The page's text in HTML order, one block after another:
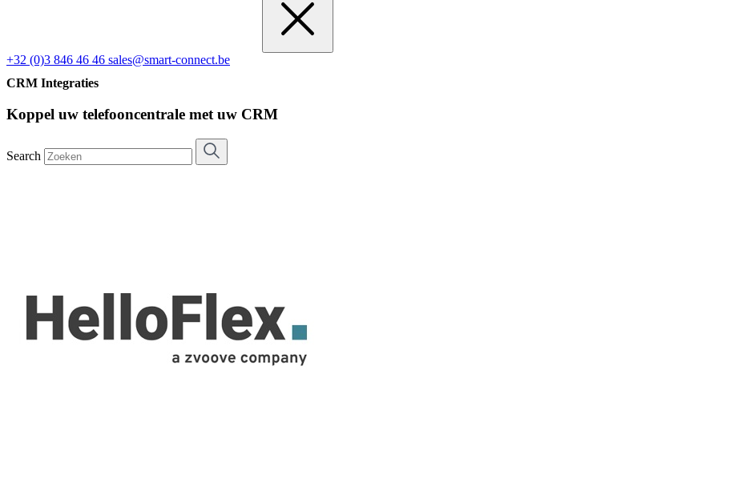
+32 (0)3 846 46 46 sales@smart-connect.be
CRM Integraties
Koppel uw telefooncentrale met uw CRM
Search